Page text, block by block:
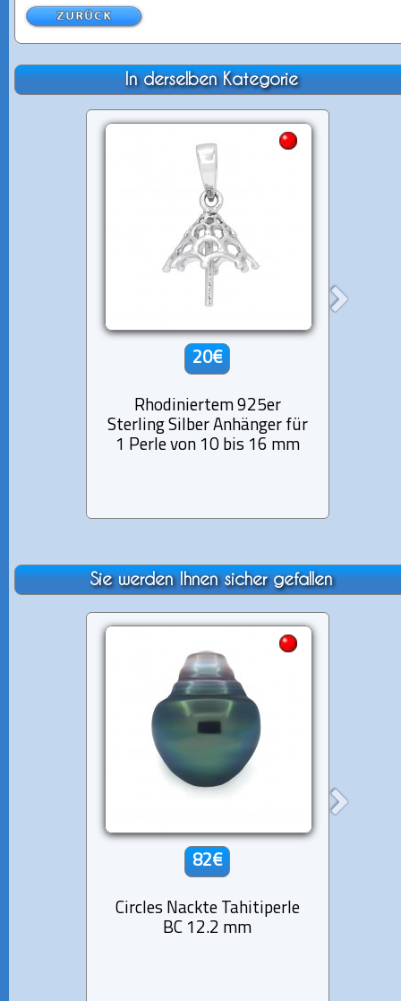
In derselben Kategorie
20€
Rhodiniertem 925er
Sterling Silber Anhänger für
1 Perle von 10 bis 16 mm
Sie werden Ihnen sicher gefallen
82€
Circles Nackte Tahitiperle
BC 12.2 mm